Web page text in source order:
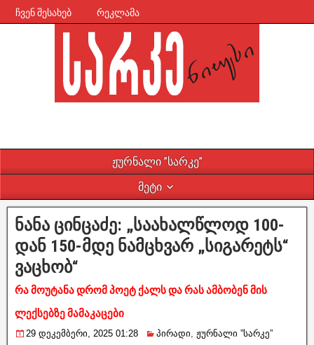
ჩვენ შესახებ რეკლამა
ჟურნალი ”სარკე”
მეტი
ნანა ცინცაძე: „საახალწლოდ 100-
დან 150-მდე ნამცხვარ „სიგარეტს“
ვაცხობ“
რა მოუტანა დრომ პოეტ ქალს და რას ამბობენ მის
ლექსებზე მამაკაცები
29 დეკემბერი, 2025 01:28 პირადი, ჟურნალი ”სარკე”